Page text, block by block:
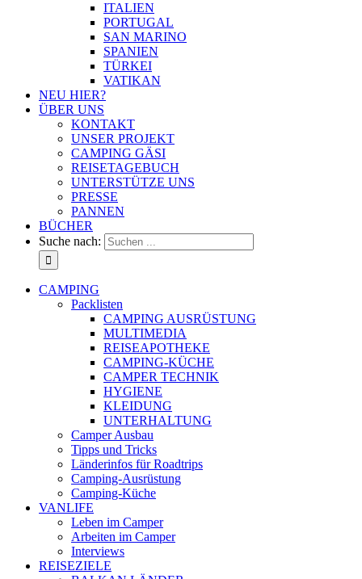
ITALIEN
PORTUGAL
SAN MARINO
SPANIEN
TÜRKEI
VATIKAN
NEU HIER?
ÜBER UNS
KONTAKT
UNSER PROJEKT
CAMPING GÄSI
REISETAGEBUCH
UNTERSTÜTZE UNS
PRESSE
PANNEN
BÜCHER
Suche nach:
CAMPING
Packlisten
CAMPING AUSRÜSTUNG
MULTIMEDIA
REISEAPOTHEKE
CAMPING-KÜCHE
CAMPER TECHNIK
HYGIENE
KLEIDUNG
UNTERHALTUNG
Camper Ausbau
Tipps und Tricks
Länderinfos für Roadtrips
Camping-Ausrüstung
Camping-Küche
VANLIFE
Leben im Camper
Arbeiten im Camper
Interviews
REISEZIELE